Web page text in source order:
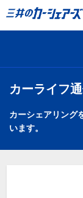
カーライフ
カーシェアリング
います。